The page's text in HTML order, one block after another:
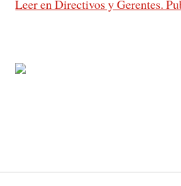
Leer en Directivos y Gerentes.